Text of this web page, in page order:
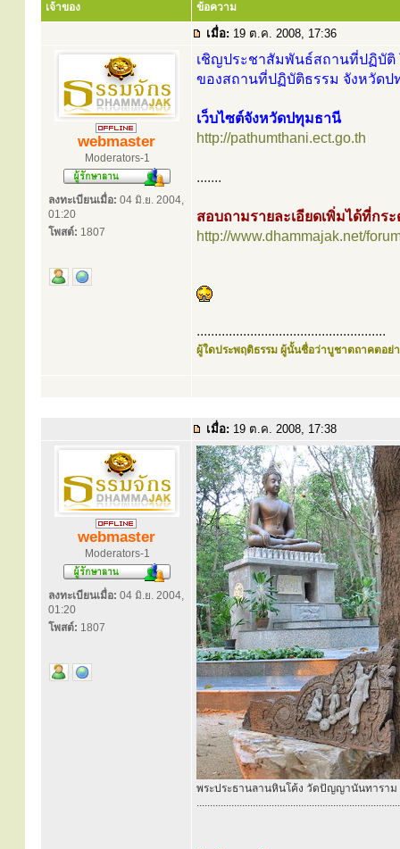
เจ้าของ ข้อความ
เมื่อ: 19 ต.ค. 2008, 17:36
webmaster
Moderators-1
ลงทะเบียนเมื่อ: 04 มิ.ย. 2004,
01:20
โพสต์: 1807
เชิญประชาสัมพันธ์สถานที่ปฏิบัติ
ของสถานที่ปฏิบัติธรรม จังหวัดป
เว็บไซต์จังหวัดปทุมธานี
http://pathumthani.ect.go.th
.......
สอบถามรายละเอียดเพิ่มได้ที่กร
http://www.dhammajak.net/
.....................................................
ผู้ใดประพฤติธรรม ผู้นั้นชื่อว่าบูชาตถาคตอย่า
เมื่อ: 19 ต.ค. 2008, 17:38
webmaster
Moderators-1
ลงทะเบียนเมื่อ: 04 มิ.ย. 2004,
01:20
โพสต์: 1807
พระประธานลานหินโค้ง วัดปัญญานันทาราม
............................................................................